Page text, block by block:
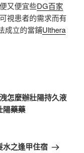
又便宜些DG百家
可視患者的需求而有
成立的當鋪Ulthera
怎麼辦壯陽持久液
陽藥藥
水之逢甲住宿